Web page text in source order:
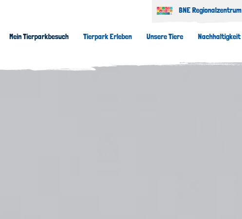
Mein Tierparkbesuch Tierpark Erleben Unsere Tiere Nachhaltigkeit
BNE Regionalzentrum